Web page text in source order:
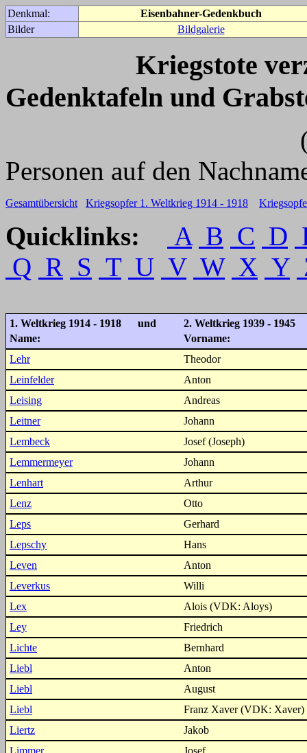
Denkmal:
Eisenbahner-Gedenkbuch
Bilder
Bildgalerie
Kriegstote
Gedenktafeln und
(Für weitere
Personen auf den
Gesamtübersicht Kriegsopfer 1. Weltkrieg 1914 - 1918
Quicklinks: A B C D
Q R S T U V W X Y
1. Weltkrieg 1914 - 1918 und
2. Weltkrieg 1939 - 1945
Name:
Vorname:
Lehr
Theodor
Leinfelder
Anton
Leising
Andreas
Leitner
Johann
Lembeck
Josef (Joseph)
Lemmermeyer
Johann
Lenhart
Arthur
Lenz
Otto
Leps
Gerhard
Lepschy
Hans
Leven
Anton
Leverkus
Willi
Lex
Alois (VDK: Aloys)
Ley
Friedrich
Lichte
Bernhard
Liebl
Anton
Liebl
August
Liebl
Franz Xaver (VDK: Xaver)
Liertz
Jakob
Limmer
Josef